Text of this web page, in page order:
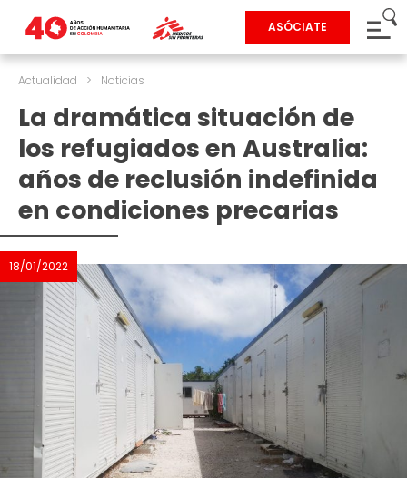
ASÓCIATE
Actualidad > Noticias
La dramática situación de
los refugiados en Australia:
años de reclusión indefinida
en condiciones precarias
18/01/2022